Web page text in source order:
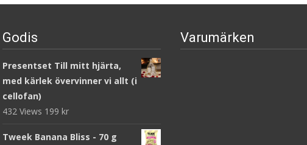
Godis
Presentset Till mitt hjärta,
med kärlek övervinner vi allt (i
cellofan)
432 Views 199 kr
Tweek Banana Bliss - 70 g
Varumärken